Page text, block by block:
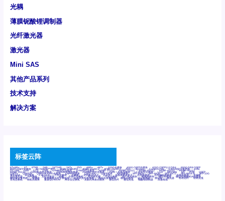
光耦
薄膜铌酸锂调制器
光纤激光器
激光器
Mini SAS
其他产品系列
技术支持
解决方案
标签云阵
6Tx6Rx 8T 8T8R 24R 24T24R 24Tx 25G 48Rx 48Tx 100G光模块 400G OSFP光模块 400G QSFP112 DR4 800G DR8 OSFP
800G OSFP光模块 AD7606国产替代 AFBR-57B4APZ AFBR-1528CZ AFBR-2528CZ AOC Bypass Camera Link CWDM波分复用器 DAS
DC~4M DSS DTS DVS GYMB光纤连接器 GYM光纤连接器 HFBR-1531Z HFBR-2531Z HFBR-4501Z HFBR-4503Z HFBR-4511Z
HFBR-4513Z J599A6光纤连接器 J599A8光电连接器 J599MT光纤连接器 J599Ⅰ光电连接器 LC超短型光模块 LGA Mini SAS MT POB QSFP
QSFP+ QSFP28 QSFP28 100G光模块 QSFP28笼座 QSFP 40G QSFP笼座 RP连接器 SFF-8431 SFF-8436 SFF-8472 SFF-8654 4i SFP 10G
SFP MSA SFP笼座 Z-BLOCK 万兆交换机 交换机 光切换仪OLP 光开关 光模块笼子座子 光电探测器 光电编码器模块 光电连接器 光端机
光纤激光器 光纤跳线 光纤连接器 光耦 全国产交换机 军品级光耦 千兆交换机 国产化光模块 射频光模块 微型光模块 微型可插拔BGA光模块
微型波分复用器 探测器 收发模块光学引擎组件 机架式光纤收发器 模拟光发射模块 模拟光器件 波分复用器 测试版 激光器 特种光纤 特种光缆
百兆交换机 相机光模块 紧凑型DWDM 网管型交换机 表贴式单路光模块 通信光纤 通信光缆 铌酸锂调制器 高速线缆